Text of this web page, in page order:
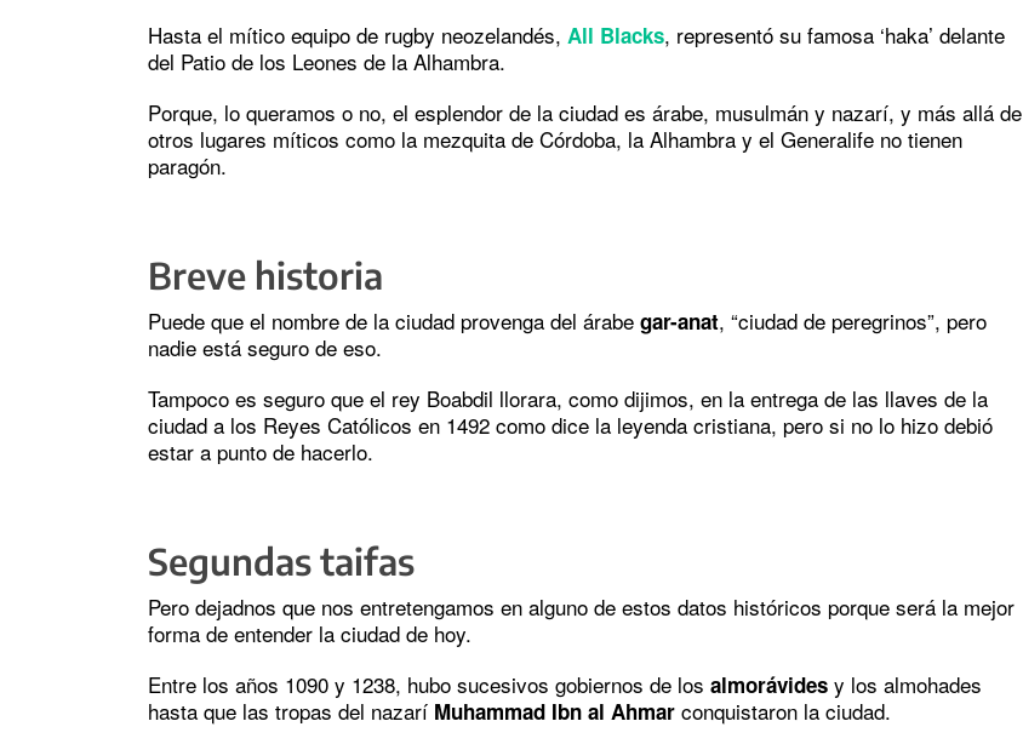
Hasta el mítico equipo de rugby neozelandés, All Blacks, representó su famosa ‘haka’ delante
del Patio de los Leones de la Alhambra.
Porque, lo queramos o no, el esplendor de la ciudad es árabe, musulmán y nazarí, y más allá de
otros lugares míticos como la mezquita de Córdoba, la Alhambra y el Generalife no tienen
paragón.
Breve historia
Puede que el nombre de la ciudad provenga del árabe gar-anat, “ciudad de peregrinos”, pero
nadie está seguro de eso.
Tampoco es seguro que el rey Boabdil llorara, como dijimos, en la entrega de las llaves de la
ciudad a los Reyes Católicos en 1492 como dice la leyenda cristiana, pero si no lo hizo debió
estar a punto de hacerlo.
Segundas taifas
Pero dejadnos que nos entretengamos en alguno de estos datos históricos porque será la mejor
forma de entender la ciudad de hoy.
Entre los años 1090 y 1238, hubo sucesivos gobiernos de los almorávides y los almohades
hasta que las tropas del nazarí Muhammad Ibn al Ahmar conquistaron la ciudad.